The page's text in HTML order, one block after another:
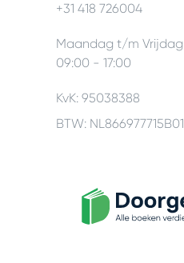
+31 418 726004
Maandag t/m Vrijdag
09:00 - 17:00
KvK: 95038388
BTW: NL866977715B01